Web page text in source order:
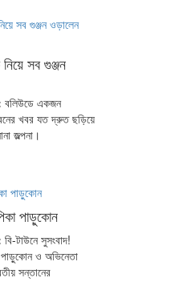
সব গুঞ্জন
বলিউডে একজন
খবর যত দ্রুত ছড়িয়ে
জল্পনা।
পাড়ুকোন
বি-টাউনে সুসংবাদ!
পাড়ুকোন ও অভিনেতা
সন্তানের